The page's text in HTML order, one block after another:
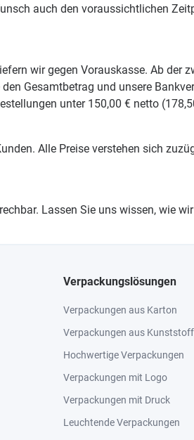
auch den voraussichtlichen
wir gegen Vorauskasse. Ab der
Gesamtbetrag und unsere
unter 150,00 € netto
Alle Preise verstehen sich
Lassen Sie uns wissen, wie
Verpackungslösungen
Verpackungen aus Karton
Verpackungen aus Kunststoff
Hochwertige Verpackungen
Verpackungen mit Logo
Verpackungen mit Druck
Leuchtende Verpackungen